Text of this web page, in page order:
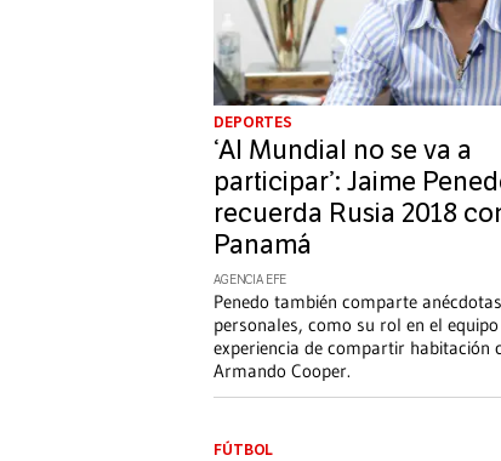
DEPORTES
‘Al Mundial no se va a
participar’: Jaime
recuerda Rusia 2018
Panamá
AGENCIA EFE
Penedo también comparte anécdotas
personales, como su rol en el
experiencia de compartir habitación
Armando Cooper.
FÚTBOL